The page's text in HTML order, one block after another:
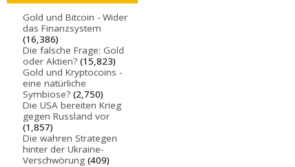
Gold und Bitcoin - Wider
das Finanzsystem
(16,386)
Die falsche Frage: Gold
oder Aktien? (15,823)
Gold und Kryptocoins -
eine natürliche
Symbiose? (2,750)
Die USA bereiten Krieg
gegen Russland vor
(1,857)
Die wahren Strategen
hinter der Ukraine-
Verschwörung (409)